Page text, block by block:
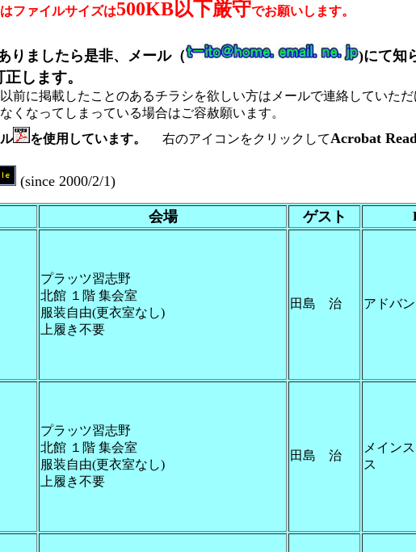
ファイルサイズは500KB以下厳守でお願いします。
りましたら是非、 メール（ )にて知
します。
前に掲載したことのあるチラシを欲しい方はメールで連絡していた
なってしまっている場合はご容赦願います。
を使用しています。 右のアイコンをクリックしてAcrobat
(since 2000/2/1)
会場 ゲスト
プラッツ習志野
北館 １階 集会室
服装自由(更衣室なし)
上履き不要
田島 治 アドバ
プラッツ習志野
北館 １階 集会室
服装自由(更衣室なし)
上履き不要
田島 治
メイン
ス